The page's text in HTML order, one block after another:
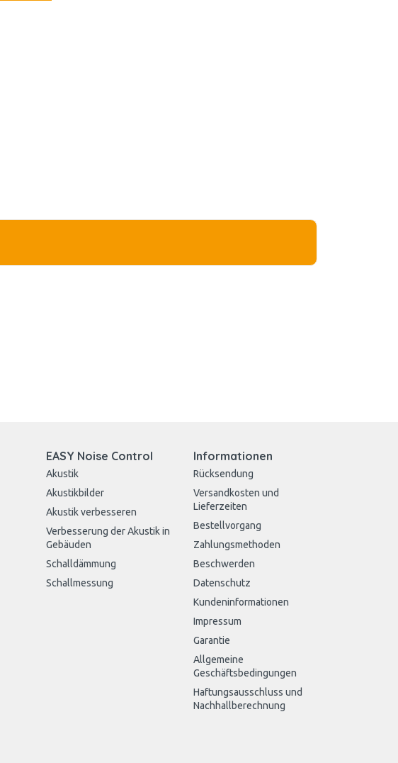
EASY Noise Control
Akustik
Akustikbilder
Akustik verbesseren
Verbesserung der Akustik in
Gebäuden
Schalldämmung
Schallmessung
Informationen
Rücksendung
Versandkosten und
Lieferzeiten
Bestellvorgang
Zahlungsmethoden
Beschwerden
Datenschutz
Kundeninformationen
Impressum
Garantie
Allgemeine
Geschäftsbedingungen
Haftungsausschluss und
Nachhallberechnung